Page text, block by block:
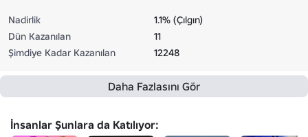
Nadirlik
1.1% (Çılgın)
Dün Kazanılan
11
Şimdiye Kadar Kazanılan
12248
Daha Fazlasını Gör
İnsanlar Şunlara da Katılıyor: